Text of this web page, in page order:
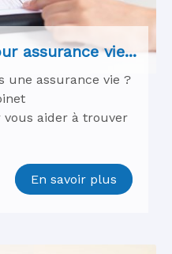
assurance vie...
une assurance vie ?
vous aider à trouver
En savoir plus